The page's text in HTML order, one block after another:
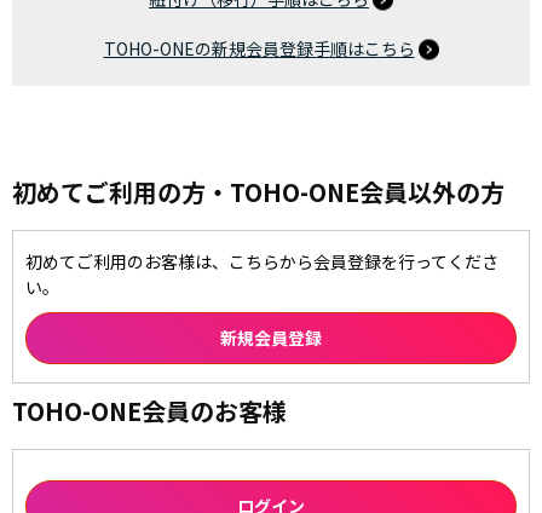
TOHO-ONEの新規会員登録手順はこちら
初めてご利用の方・TOHO-ONE会員以外の方
初めてご利用のお客様は、こちらから会員登録を行ってくださ
い。
TOHO-ONE会員のお客様